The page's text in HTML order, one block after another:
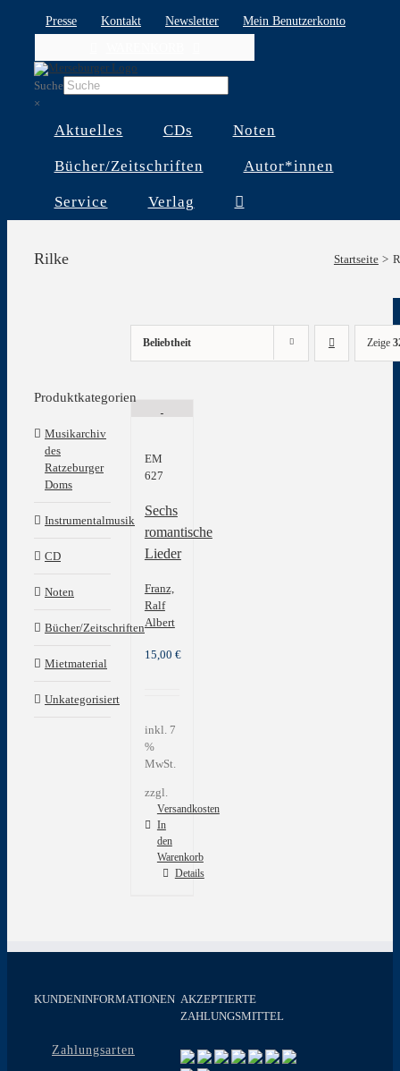
Presse Kontakt Newsletter
Mein Benutzerkonto
Suche
×
Aktuelles CDs Noten
Bücher/Zeitschriften Autor*innen
Service Verlag
Rilke Startseite
Beliebtheit Zeige
EM
627
Sechs
romantische
Lieder
Franz,
Ralf
Albert
15,00 €
inkl. 7
%
MwSt.
zzgl.
Versandkosten
In
den
Warenkorb
Details
Produktkategorien
Musikarchiv
des
Ratzeburger
Doms
Instrumentalmusik
CD
Noten
Bücher/Zeitschriften
Mietmaterial
Unkategorisiert
KUNDENINFORMATIONEN
Zahlungsarten
AKZEPTIERTE
ZAHLUNGSMITTEL